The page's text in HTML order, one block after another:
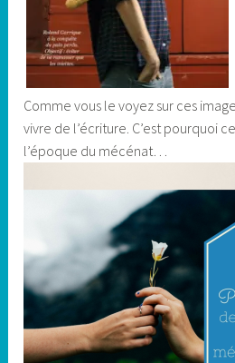
Comme vous le voyez sur ces
vivre de l’écriture. C’est pourquoi
l’époque du mécénat…